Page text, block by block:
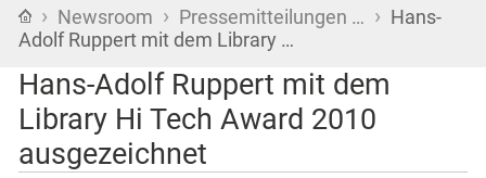
Startseite
› Newsroom › Pressemitteilungen … › Hans-
Adolf Ruppert mit dem Library …
Hans-Adolf Ruppert mit dem
Library Hi Tech Award 2010
ausgezeichnet